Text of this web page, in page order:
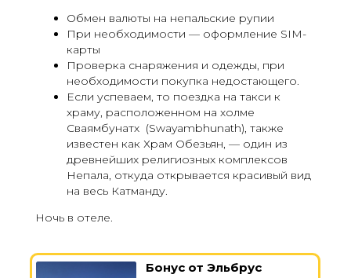
Обмен валюты на непальские рупии
При необходимости — оформление SIM-
карты
Проверка снаряжения и одежды, при
необходимости покупка недостающего.
Если успеваем, то поездка на такси к
храму, расположенном на холме
Сваямбунатх (Swayambhunath), также
известен как Храм Обезьян, — один из
древнейших религиозных комплексов
Непала, откуда открывается красивый вид
на весь Катманду.
Ночь в отеле.
Бонус от Эльбрус